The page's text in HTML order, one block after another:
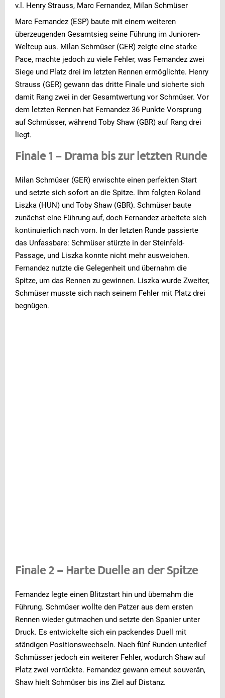
v.l. Henry Strauss, Marc Fernandez, Milan Schmüser
Marc Fernandez (ESP) baute mit einem weiteren
überzeugenden Gesamtsieg seine Führung im Junioren-
Weltcup aus. Milan Schmüser (GER) zeigte eine starke
Pace, machte jedoch zu viele Fehler, was Fernandez zwei
Siege und Platz drei im letzten Rennen ermöglichte. Henry
Strauss (GER) gewann das dritte Finale und sicherte sich
damit Rang zwei in der Gesamtwertung vor Schmüser. Vor
dem letzten Rennen hat Fernandez 36 Punkte Vorsprung
auf Schmüsser, während Toby Shaw (GBR) auf Rang drei
liegt.
Finale 1 – Drama bis zur letzten Runde
Milan Schmüser (GER) erwischte einen perfekten Start
und setzte sich sofort an die Spitze. Ihm folgten Roland
Liszka (HUN) und Toby Shaw (GBR). Schmüser baute
zunächst eine Führung auf, doch Fernandez arbeitete sich
kontinuierlich nach vorn. In der letzten Runde passierte
das Unfassbare: Schmüser stürzte in der Steinfeld-
Passage, und Liszka konnte nicht mehr ausweichen.
Fernandez nutzte die Gelegenheit und übernahm die
Spitze, um das Rennen zu gewinnen. Liszka wurde Zweiter,
Schmüser musste sich nach seinem Fehler mit Platz drei
begnügen.
Finale 2 – Harte Duelle an der Spitze
Fernandez legte einen Blitzstart hin und übernahm die
Führung. Schmüser wollte den Patzer aus dem ersten
Rennen wieder gutmachen und setzte den Spanier unter
Druck. Es entwickelte sich ein packendes Duell mit
ständigen Positionswechseln. Nach fünf Runden unterlief
Schmüsser jedoch ein weiterer Fehler, wodurch Shaw auf
Platz zwei vorrückte. Fernandez gewann erneut souverän,
Shaw hielt Schmüser bis ins Ziel auf Distanz.